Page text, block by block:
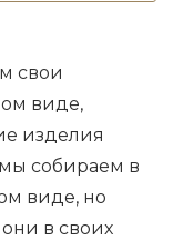
свои
виде,
изделия
мы собираем в
виде, но
в своих